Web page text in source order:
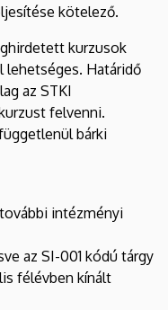
kötelező.
kurzusok
lehetséges. Határidő
az STKI
felvenni.
bárki
intézményi
az SI-001 kódú tárgy
félévben kínált